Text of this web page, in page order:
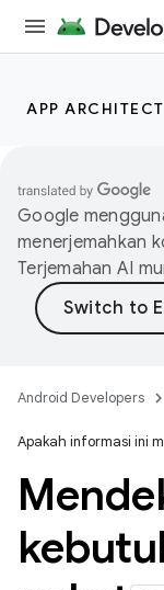
APP
Google
menerjemahkan
Terjemahan AI
Android Developers
Apakah informasi ini